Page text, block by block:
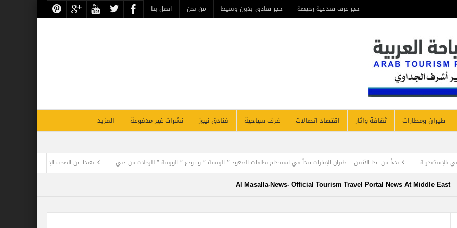
حجز غرف فندقية رخيصة حجز فنادق بدون وسيط من نحن اتصل بنا
طيران ومطارات ثقافة واثار اقتصاد-اتصالات غرف سياحية فنادق نيوز نشرات غير مدفوعة
المزيد
بدءاً من غدا الأثنين .. طيران الإمارات تبدأ في استخدام بطاقات الصعود ” الرقمية ” و تودع ” الورقية ” للرحلات من دبي
بعيدا عن الصخب الإعلامي .. فيلم كليوباترا يفجر
Al Masalla-News- Official Tourism Travel Portal News At Middle East